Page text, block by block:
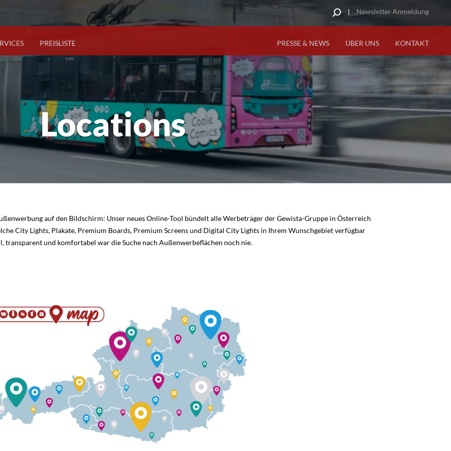
Newsletter Anmeldung
PREISLISTE PRESSE & NEWS ÜBER UNS KONTAKT
Locations
auf den Bildschirm: Unser neues Online-Tool bündelt alle Werbeträger der Gewista-Gruppe in Österreich
City Lights, Plakate, Premium Boards, Premium Screens und Digital City Lights in Ihrem Wunschgebiet verfügbar
transparent und komfortabel war die Suche nach Außenwerbeflächen noch nie.